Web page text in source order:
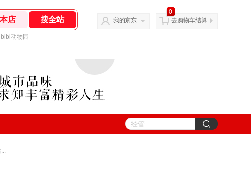
bibi动物园
我的京东
0
去购物车结算
...